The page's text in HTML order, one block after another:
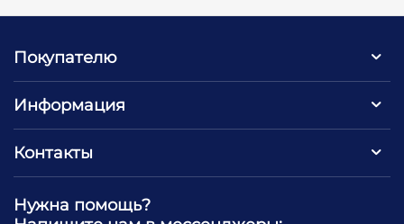
Покупателю
Информация
Контакты
Нужна помощь?